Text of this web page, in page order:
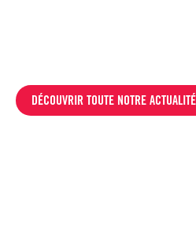
DÉCOUVRIR TOUTE NOTRE ACTUALITÉ